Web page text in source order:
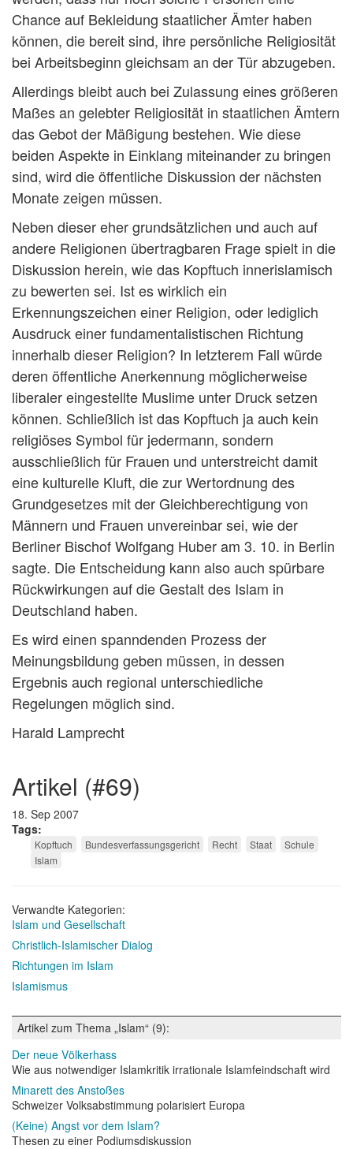
Chance auf Bekleidung staatlicher Ämter haben
können, die bereit sind, ihre persönliche Religiosität
bei Arbeitsbeginn gleichsam an der Tür abzugeben.
Allerdings bleibt auch bei Zulassung eines größeren
Maßes an gelebter Religiosität in staatlichen Ämtern
das Gebot der Mäßigung bestehen. Wie diese
beiden Aspekte in Einklang miteinander zu bringen
sind, wird die öffentliche Diskussion der nächsten
Monate zeigen müssen.
Neben dieser eher grundsätzlichen und auch auf
andere Religionen übertragbaren Frage spielt in die
Diskussion herein, wie das Kopftuch innerislamisch
zu bewerten sei. Ist es wirklich ein
Erkennungszeichen einer Religion, oder lediglich
Ausdruck einer fundamentalistischen Richtung
innerhalb dieser Religion? In letzterem Fall würde
deren öffentliche Anerkennung möglicherweise
liberaler eingestellte Muslime unter Druck setzen
können. Schließlich ist das Kopftuch ja auch kein
religiöses Symbol für jedermann, sondern
ausschließlich für Frauen und unterstreicht damit
eine kulturelle Kluft, die zur Wertordnung des
Grundgesetzes mit der Gleichberechtigung von
Männern und Frauen unvereinbar sei, wie der
Berliner Bischof Wolfgang Huber am 3. 10. in Berlin
sagte. Die Entscheidung kann also auch spürbare
Rückwirkungen auf die Gestalt des Islam in
Deutschland haben.
Es wird einen spanndenden Prozess der
Meinungsbildung geben müssen, in dessen
Ergebnis auch regional unterschiedliche
Regelungen möglich sind.
Harald Lamprecht
artikel (#69)
18. Sep 2007
Tags
Kopftuch Bundesverfassungsgericht Recht Staat
Schule
Islam
Verwandte Kategorien:
Islam und Gesellschaft
Christlich-Islamischer Dialog
Richtungen im Islam
Islamismus
Artikel zum Thema „Islam“ (9):
Der neue Völkerhass
Wie aus notwendiger Islamkritik irrationale Islamfeindschaft wird
Minarett des Anstoßes
Schweizer Volksabstimmung polarisiert Europa
(Keine) Angst vor dem Islam?
Thesen zu einer Podiumsdiskussion